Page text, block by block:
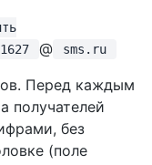
@ sms.ru
Перед каждым
получателей
без
(поле